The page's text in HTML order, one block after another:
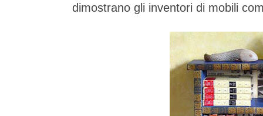
dimostrano gli inventori di mobili